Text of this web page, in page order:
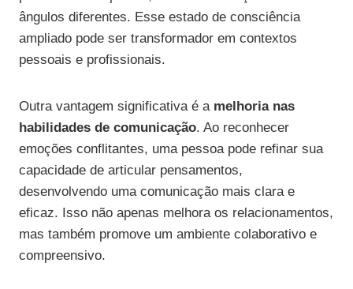
ângulos diferentes. Esse estado de consciência
ampliado pode ser transformador em contextos
pessoais e profissionais.
Outra vantagem significativa é a melhoria nas
habilidades de comunicação. Ao reconhecer
emoções conflitantes, uma pessoa pode refinar sua
capacidade de articular pensamentos,
desenvolvendo uma comunicação mais clara e
eficaz. Isso não apenas melhora os relacionamentos,
mas também promove um ambiente colaborativo e
compreensivo.